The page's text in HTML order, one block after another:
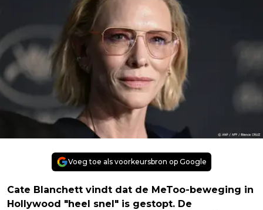
Voeg toe als voorkeursbron op Google
Cate Blanchett vindt dat de MeToo-beweging in
Hollywood "heel snel" is gestopt. De